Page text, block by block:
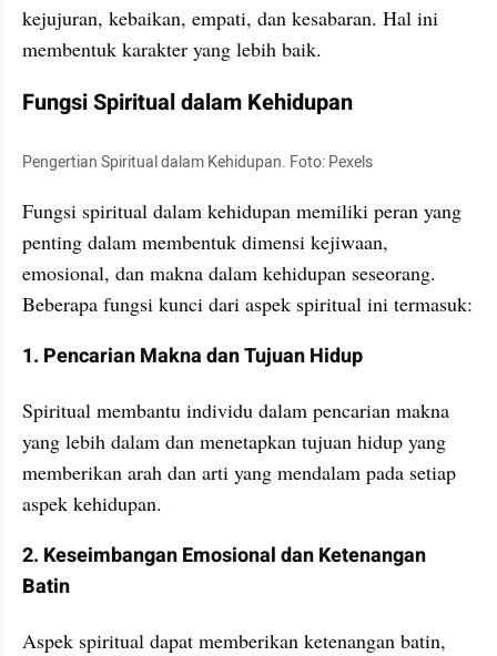
kejujuran, kebaikan, empati, dan kesabaran. Hal ini
membentuk karakter yang lebih baik.
Fungsi Spiritual dalam Kehidupan
Pengertian Spiritual dalam Kehidupan. Foto: Pexels
Fungsi spiritual dalam kehidupan memiliki peran yang
penting dalam membentuk dimensi kejiwaan,
emosional, dan makna dalam kehidupan seseorang.
Beberapa fungsi kunci dari aspek spiritual ini termasuk:
1. Pencarian Makna dan Tujuan Hidup
Spiritual membantu individu dalam pencarian makna
yang lebih dalam dan menetapkan tujuan hidup yang
memberikan arah dan arti yang mendalam pada setiap
aspek kehidupan.
2. Keseimbangan Emosional dan Ketenangan
Batin
Aspek spiritual dapat memberikan ketenangan batin,